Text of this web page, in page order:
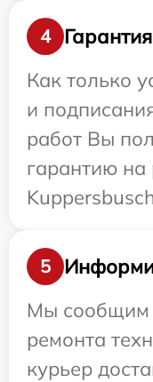
4
Гарантия
Как только
и
работ Вы
гарантию на
5
Мы сообщим
ремонта
курьер